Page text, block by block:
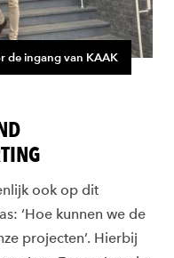
de ingang van KAAK
ook op dit
‘Hoe kunnen we de
projecten’. Hierbij